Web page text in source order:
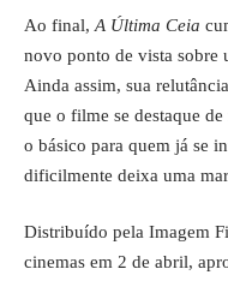
Ao final, A Última Ceia
novo ponto de vista sobre
Ainda assim, sua
que o filme se destaque
o básico para quem já se
dificilmente deixa uma
Distribuído pela Imagem
cinemas em 2 de abril,